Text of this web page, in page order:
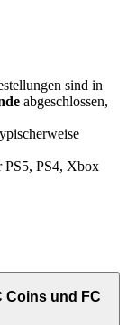
sind in
abgeschlossen,
PS4, Xbox
Coins und FC